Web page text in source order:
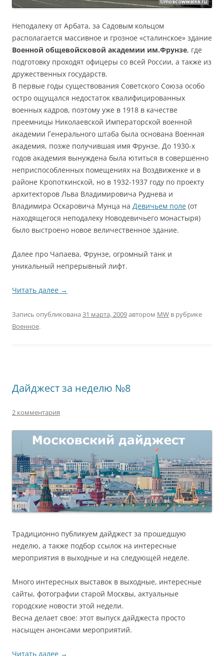
Неподалеку от Арбата, за Садовым кольцом
располагается массивное и грозное «сталинское» здание
Военной общевойсковой академии им.Фрунзе, где
подготовку проходят офицеры со всей России, а также из
дружественных государств.
В первые годы существования Советского Союза особо
остро ощущался недостаток квалифицированных
военных кадров, поэтому уже в 1918 в качестве
преемницы Николаевской Императорской военной
академии Генерального штаба была основана Военная
академия, позже получившая имя Фрунзе. До 1930-х
годов академия вынуждена была ютиться в совершенно
неприспособленных помещениях на Воздвиженке и в
районе Кропоткинской, но в 1932-1937 году по проекту
архитекторов Льва Владимировича Руднева и
Владимира Оскаровича Мунца на Девичьем поле (от
находящегося неподалеку Новодевичьего монастыря)
было выстроено новое величественное здание.
Далее про Чапаева, Фрунзе, огромный танк и
уникальный непрерывный лифт.
Читать далее →
Запись опубликована 31 марта, 2009автором MW в рубрике
Военное.
Дайджест за неделю №8
2 комментария
Традиционно публикуем дайджест за прошедшую
неделю, а также подбор ссылок на интересные
мероприятия в выходные и на следующей неделе.
Много интересных выставок в выходные, интересные
сайты, фотографии старой Москвы, актуальные
городские новости этой недели.
Весна делает свое: этот выпуск дайджеста просто
насыщен анонсами мероприятий.
Читать далее →